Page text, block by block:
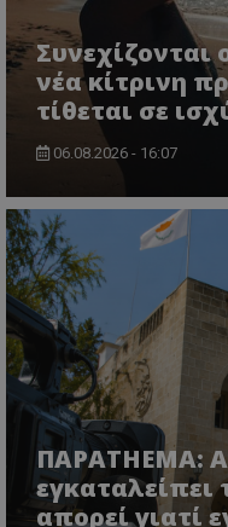
Συνεχίζονται
νέα κίτρινη
τίθεται σε
06.08.2026 - 16:07
ΠΑΡΑTHEMA:
εγκαταλείπει
απορεί γιατί